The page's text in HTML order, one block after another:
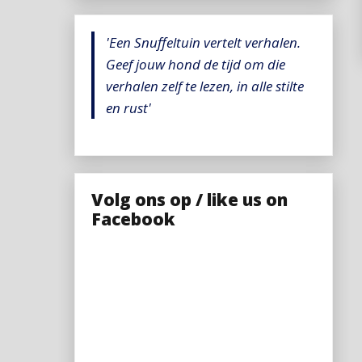
'Een Snuffeltuin vertelt verhalen.
Geef jouw hond de tijd om die
verhalen zelf te lezen, in alle stilte
en rust'
Volg ons op / like us on
Facebook